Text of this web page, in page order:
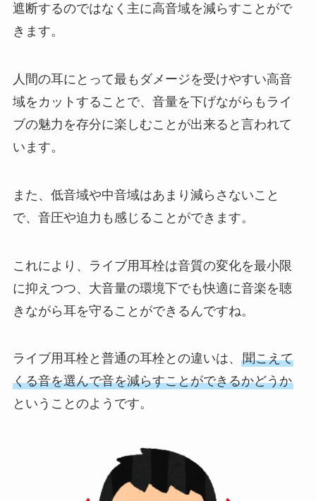
遮断するのではなく主に高音域を減らすことがで
きます。
人間の耳にとって最もダメージを受けやすい高音
域をカットすることで、音量を下げながらもライ
ブの魅力を存分に楽しむことが出来ると言われて
います。
また、低音域や中音域はあまり減らさないこと
で、音圧や迫力も感じることができます。
これにより、ライブ用耳栓は音質の変化を最小限
に抑えつつ、大音量の環境下でも快適に音楽を聴
きながら耳を守ることができるんですね。
ライブ用耳栓と普通の耳栓との違いは、 聞こえて
くる音を選んで音を減らすことができるかどうか
ということのようです。